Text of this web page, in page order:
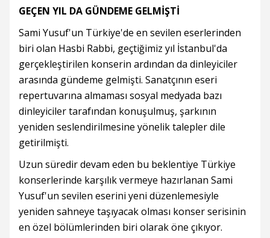
GEÇEN YIL DA GÜNDEME GELMİŞTİ
Sami Yusuf'un Türkiye'de en sevilen eserlerinden
biri olan Hasbi Rabbi, geçtiğimiz yıl İstanbul'da
gerçekleştirilen konserin ardından da dinleyiciler
arasında gündeme gelmişti. Sanatçının eseri
repertuvarına almaması sosyal medyada bazı
dinleyiciler tarafından konuşulmuş, şarkının
yeniden seslendirilmesine yönelik talepler dile
getirilmişti.
Uzun süredir devam eden bu beklentiye Türkiye
konserlerinde karşılık vermeye hazırlanan Sami
Yusuf'un sevilen eserini yeni düzenlemesiyle
yeniden sahneye taşıyacak olması konser serisinin
en özel bölümlerinden biri olarak öne çıkıyor.